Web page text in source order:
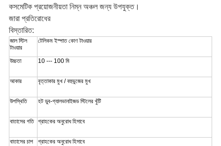
কসমেটিক প্রয়োজনীয়তা নিম্ন অঞ্চল জন্য উপযুক্ত।
জারা প্রতিরোধের
বিস্তারিত:
জাল স্টিল
টাওয়ার
টেলিকম ইস্পাত কোণ টাওয়ার
উচ্চতা 10 --- 100 মি
আকার বৃত্তাকার মুখ / বহুভুজের মুখ
উপস্থিতি হট ডুব-গ্যালভানাইজড স্টিলের খুঁটি
বাতাসের গতি গ্রাহকের অনুরোধ হিসাবে
বাতাসের চাপ গ্রাহকের অনুরোধ হিসাবে